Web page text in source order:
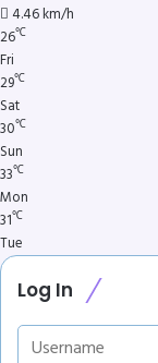
4.46 km/h
26℃
Fri
29℃
Sat
30℃
Sun
33℃
Mon
31℃
Tue
Log In